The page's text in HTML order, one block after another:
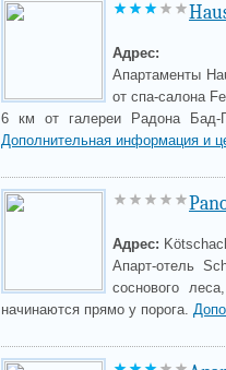
Адрес:
Апартаменты
от спа-салона
6 км от галереи Радона Бад-
Дополнительная информация и
Адрес:
Апарт-отель
соснового
начинаются прямо у порога.